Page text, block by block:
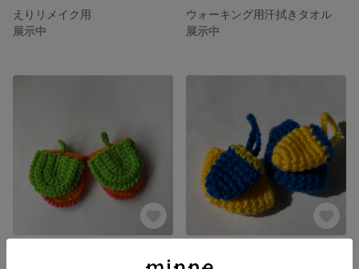
えりリメイク用
展示中
ウォーキング用汗拭きタオル
展示中